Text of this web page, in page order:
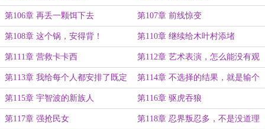
第106章 再丢一颗饵下去 第107章 前线惊变
第108章 这个锅，安得背！ 第110章 继续给木叶村添堵
第111章 营救卡卡西 第112章 艺术表演，怎么能没有观
众呢？
第113章 我给每个人都安排了既定
的死法
第114章 不选择的结果，就是输个
精光
第115章 宇智波的新族人 第116章 驱虎吞狼
第117章 强抢民女 第118章 忍界叛忍多，不是没道理